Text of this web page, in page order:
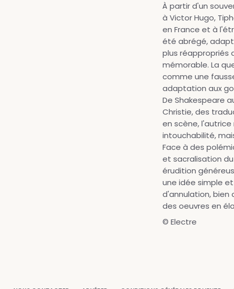
À partir d'un
à Victor Hugo,
en France et à
été abrégé,
plus réappropriés
mémorable. La
comme une
adaptation aux
De Shakespeare
Christie, des
en scène,
intouchabilité,
Face à des
et sacralisation
érudition
une idée simple
d'annulation, bien
des oeuvres en
© Electre